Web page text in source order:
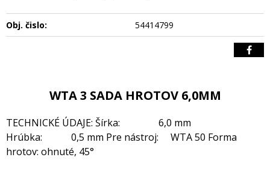
Obj. čislo: 54414799
WTA 3 SADA HROTOV 6,0MM
TECHNICKÉ ÚDAJE: Šírka: 6,0 mm
Hrúbka: 0,5 mm Pre nástroj: WTA 50 Forma
hrotov: ohnuté, 45°